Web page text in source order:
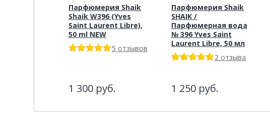
Парфюмерия Shaik
Shaik W396 (Yves
Saint Laurent Libre),
50 ml NEW
5 отзывов
1 300 руб.
Парфюмерия Shaik
SHAIK /
Парфюмерная вода
№ 396 Yves Saint
Laurent Libre, 50 мл
2 отзыва
1 250 руб.